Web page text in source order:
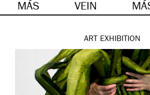
MÁS VEIN
ART EXHIBITION